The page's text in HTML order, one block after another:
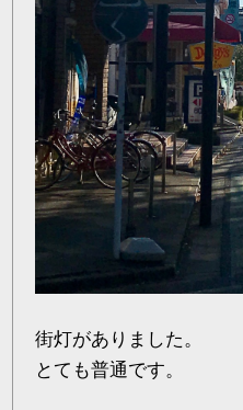
街灯がありました。
とても普通です。